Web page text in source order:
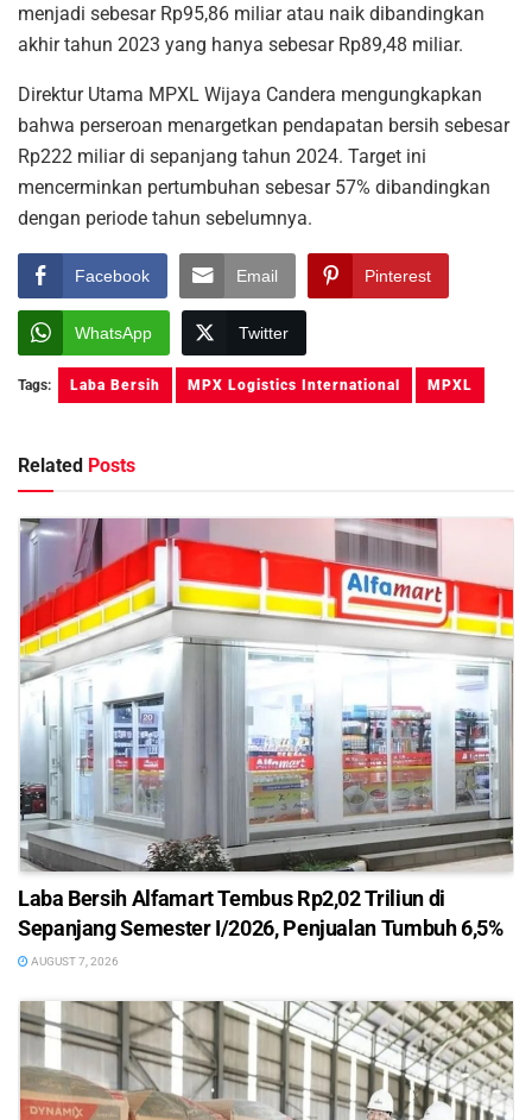
menjadi sebesar Rp95,86 miliar atau naik dibandingkan
akhir tahun 2023 yang hanya sebesar Rp89,48 miliar.
Direktur Utama MPXL Wijaya Candera mengungkapkan
bahwa perseroan menargetkan pendapatan bersih sebesar
Rp222 miliar di sepanjang tahun 2024. Target ini
mencerminkan pertumbuhan sebesar 57% dibandingkan
dengan periode tahun sebelumnya.
Facebook Email Pinterest
WhatsApp Twitter
Tags: Laba Bersih MPX Logistics International MPXL
Related Posts
Laba Bersih Alfamart Tembus Rp2,02 Triliun di
Sepanjang Semester I/2026, Penjualan Tumbuh 6,5%
AUGUST 7, 2026